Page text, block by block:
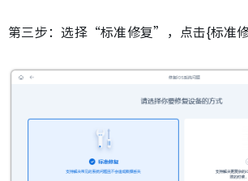
第三步：选择“标准修复”，点击{标准